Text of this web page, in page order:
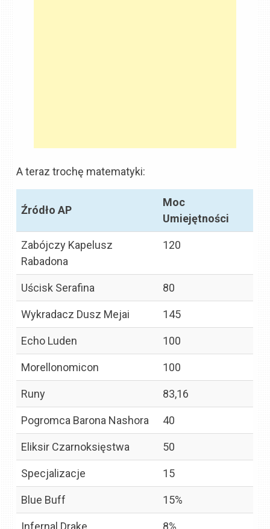
A teraz trochę matematyki:
Źródło AP
Moc
Umiejętności
Zabójczy Kapelusz
Rabadona
120
Uścisk Serafina 80
Wykradacz Dusz Mejai 145
Echo Luden 100
Morellonomicon 100
Runy 83,16
Pogromca Barona Nashora 40
Eliksir Czarnoksięstwa 50
Specjalizacje 15
Blue Buff 15%
Infernal Drake 8%